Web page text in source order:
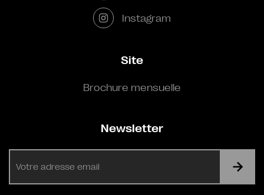
Instagram
Site
Brochure mensuelle
Newsletter